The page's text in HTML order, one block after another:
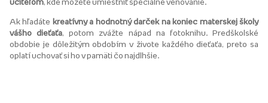
Ak hľadáte kreatívny a hodnotný darček na koniec materskej školy
vášho dieťaťa, potom zvážte nápad na fotoknihu. Predškolské
obdobie je dôležitým obdobím v živote každého dieťaťa, preto sa
oplatí uchovať si ho v pamäti čo najdlhšie.